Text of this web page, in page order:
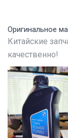
Оригинальное
Китайские
качественно!